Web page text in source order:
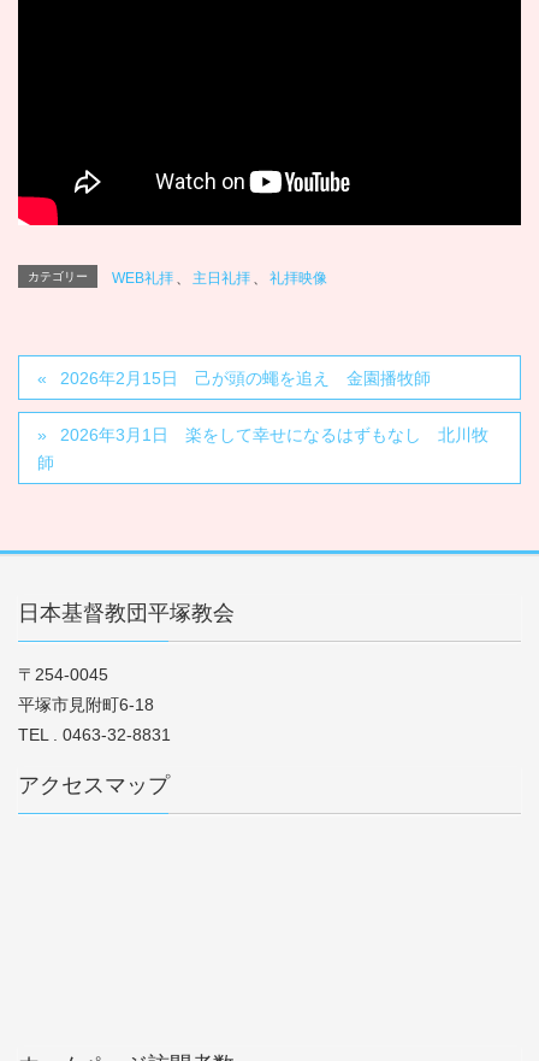
カテゴリー WEB礼拝 、 主日礼拝 、 礼拝映像
2026年2月15日 己が頭の蠅を追え 金園播牧師
2026年3月1日 楽をして幸せになるはずもなし 北川牧
師
日本基督教団平塚教会
〒254-0045
平塚市見附町6-18
TEL . 0463-32-8831
アクセスマップ